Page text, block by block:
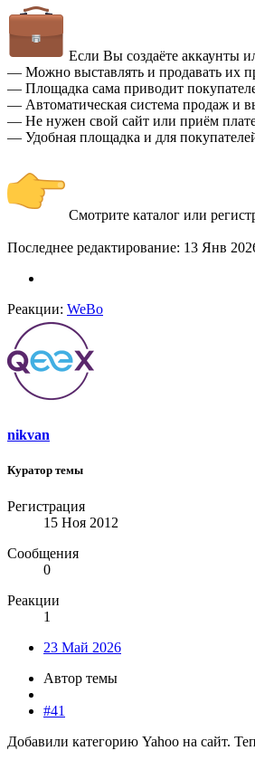
Если Вы создаёте аккаунты
— Можно выставлять и продавать их
— Площадка сама приводит
— Автоматическая система продаж и
— Не нужен свой сайт или приём
— Удобная площадка и для
Смотрите каталог или
Последнее редактирование: 13 Янв
Реакции: WeBo
nikvan
Куратор темы
Регистрация
15 Ноя 2012
Сообщения
0
Реакции
1
23 Май 2026
Автор темы
#41
Добавили категорию Yahoo на сайт.